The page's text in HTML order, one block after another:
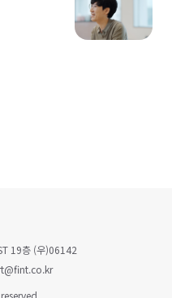
19층 (우)06142